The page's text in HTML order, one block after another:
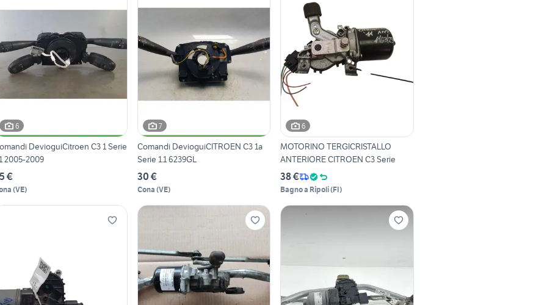
6
DevioguiCitroen C3 1 Serie
2005-2009
€
(VE)
7
Comandi DevioguiCITROEN C3 1a
Serie 1.1 6239GL
30 €
Cona (VE)
6
MOTORINO TERGICRISTALLO
ANTERIORE CITROEN C3 Serie
38 €
Bagno a Ripoli(FI)